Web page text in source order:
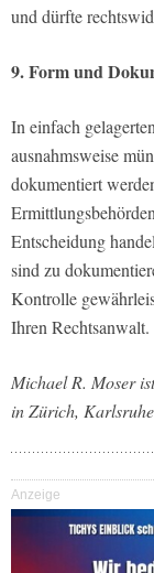
und dürfte
9. Form und
In einfach
ausnahmsweise
dokumentiert
Entscheidung
sind zu
Kontrolle
Ihren Rechtsanwalt.
Michael R. Moser
in Zürich,
Anzeige